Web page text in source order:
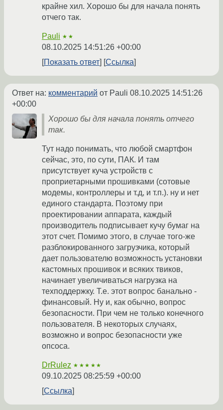
крайне хил. Хорошо бы для начала понять
отчего так.
Pauli ★★
08.10.2025 14:51:26 +00:00
Показать ответ
Ссылка
Ответ на: комментарий от Pauli 08.10.2025 14:51:26
+00:00
Хорошо бы для начала понять отчего
так.
Тут надо понимать, что любой смартфон
сейчас, это, по сути, ПАК. И там
присутствует куча устройств с
проприетарными прошивками (сотовые
модемы, контроллеры и т.д, и т.п.). ну и нет
единого стандарта. Поэтому при
проектировании аппарата, каждый
производитель подписывает кучу бумаг на
этот счет. Помимо этого, в случае того-же
разблокированного загрузчика, который
дает пользователю возможность установки
кастомных прошивок и всяких твиков,
начинает увеличиваться нагрузка на
техподдержку. Т.е. этот вопрос банально -
финансовый. Ну и, как обычно, вопрос
безопасности. При чем не только конечного
пользователя. В некоторых случаях,
возможно и вопрос безопасности уже
опсоса.
DrRulez ★★★★★
09.10.2025 08:25:59 +00:00
Ссылка